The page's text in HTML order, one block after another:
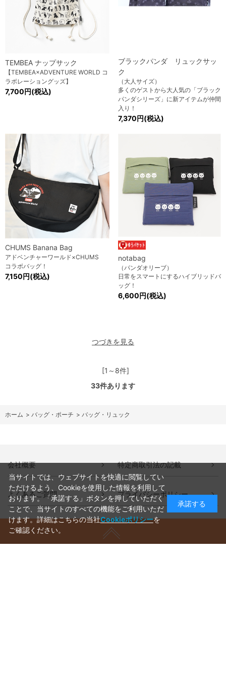
TEMBEA ナップサック
【TEMBEA×ADVENTURE WORLD コ
ラボレーショングッズ】
7,700円(税込)
ブラックパンダ リュックサッ
ク
（大人サイズ）
多くのゲストから大人気の「ブラック
パンダシリーズ」に新アイテムが仲間
入り！
7,370円(税込)
CHUMS Banana Bag
アドベンチャーワールド×CHUMS
コラボバッグ！
7,150円(税込)
notabag
（パンダオリーブ）
日常をスマートにするハイブリッドバ
ッグ！
6,600円(税込)
つづきを見る
[1～8件]
33件あります
ホーム > バッグ・ポーチ > バッグ・リュック
会社概要 特定商取引法の記載
よくあるご質問 プライバシーポリシー
当サイトでは、ウェブサイトを快適に閲覧してい
ただけるよう、Cookieを使用した情報を利用して
おります。「承諾する」ボタンを押していただく
ことで、当サイトのすべての機能をご利用いただ
けます。詳細はこちらの当社Cookieポリシーを
ご確認ください。
承諾する